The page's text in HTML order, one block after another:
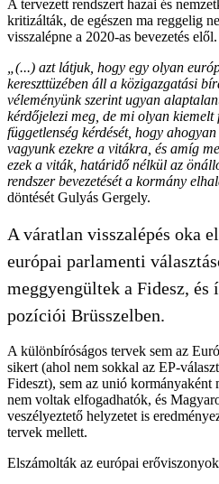
A tervezett rendszert hazai és
kritizálták, de egészen ma reggelig
visszalépne a 2020-as bevezetés elől.
„(...) azt látjuk, hogy egy olyan
kereszttüzében áll a közigazgatási
véleményünk szerint ugyan
kérdőjelezi meg, de mi olyan
függetlenség kérdését, hogy
vagyunk ezekre a vitákra, és amíg
ezek a viták, határidő nélkül az
rendszer bevezetését a kormány
döntését Gulyás Gergely.
A váratlan visszalépés oka
európai parlamenti
meggyengültek a Fidesz,
pozíciói Brüsszelben.
A különbíróságos tervek sem az
sikert (ahol nem sokkal az EP-
Fideszt), sem az unió
nem voltak elfogadhatók, és
veszélyeztető helyzetet is
tervek mellett.
Elszámolták az európai